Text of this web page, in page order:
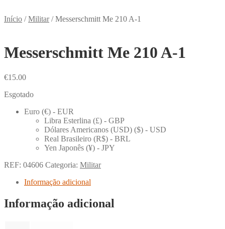
Início /Militar/Messerschmitt Me 210 A-1
Messerschmitt Me 210 A-1
€15.00
Esgotado
Euro (€) - EUR
Libra Esterlina (£) - GBP
Dólares Americanos (USD) ($) - USD
Real Brasileiro (R$) - BRL
Yen Japonês (¥) - JPY
REF: 04606 Categoria: Militar
Informação adicional
Informação adicional